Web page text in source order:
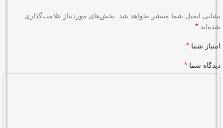
نشانی ایمیل شما منتشر نخواهد شد.
بخش‌های موردنیاز علامت‌گذاری
شده‌اند *
امتیاز شما *
دیدگاه شما *